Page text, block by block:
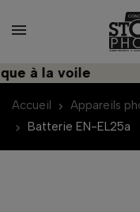
à la voile
Accueil Appareils
Batterie EN-EL25a